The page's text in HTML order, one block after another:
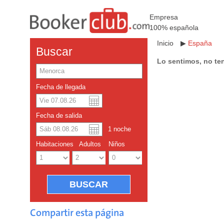
Empresa
100% española
Buscar
Fecha de llegada
Fecha de salida
1 noche
Habitaciones Adultos Niños
Compartir esta página
Inicio ▶ España
Lo sentimos, no